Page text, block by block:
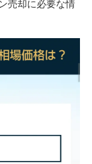
売却に必要な情